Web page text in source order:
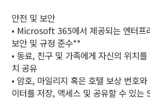
안전 및 보안
• Microsoft 365에서 제공되는 엔터프
보안 및 규정 준수**
• 동료, 친구 및 가족에게 자신의 위치
치 공유
• 암호, 마일리지 혹은 호텔 보상 번호
이터를 저장, 액세스 및 공유할 수 있는